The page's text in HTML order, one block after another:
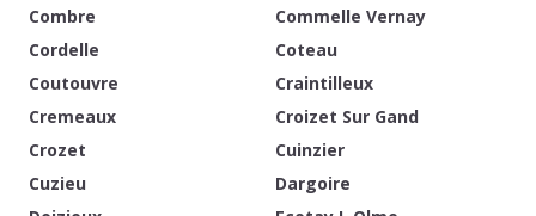
Combre
Commelle Vernay
Cordelle
Coteau
Coutouvre
Craintilleux
Cremeaux
Croizet Sur Gand
Crozet
Cuinzier
Cuzieu
Dargoire